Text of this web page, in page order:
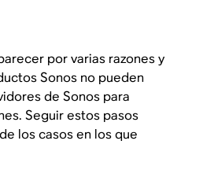
por varias razones y
Sonos no pueden
de Sonos para
Seguir estos pasos
los casos en los que